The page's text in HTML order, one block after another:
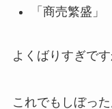
「商売繁盛」
よくばりすぎで
これでもしぼった